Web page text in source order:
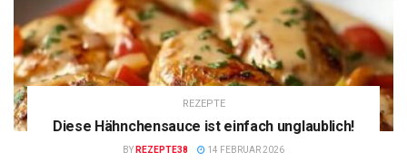
REZEPTE
Diese Hähnchensauce ist einfach unglaublich!
BY REZEPTE38 14 FEBRUAR 2026